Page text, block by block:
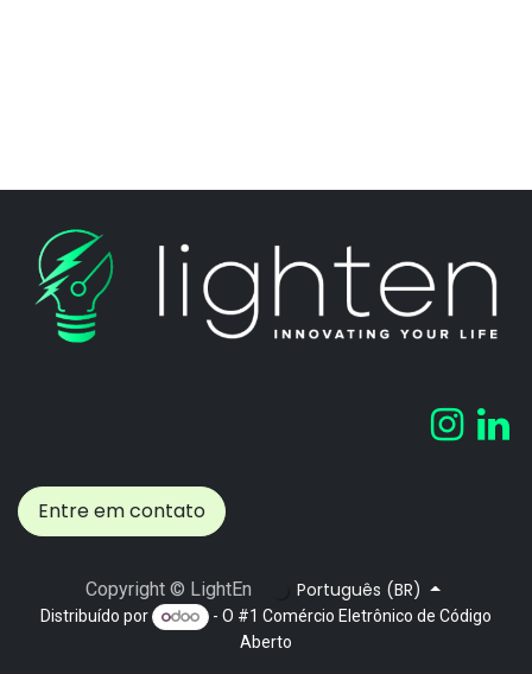
Entre em contato
Copyright © LightEn Português (BR)
Distribuído por - O #1Comércio Eletrônico de Código
Aberto